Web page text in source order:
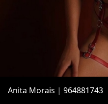
Anita Morais | 964881743